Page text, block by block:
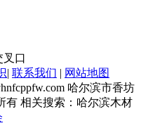
叉口
| 联系我们 | 网站地图
哈尔滨市香坊
有 相关搜索：哈尔滨木材